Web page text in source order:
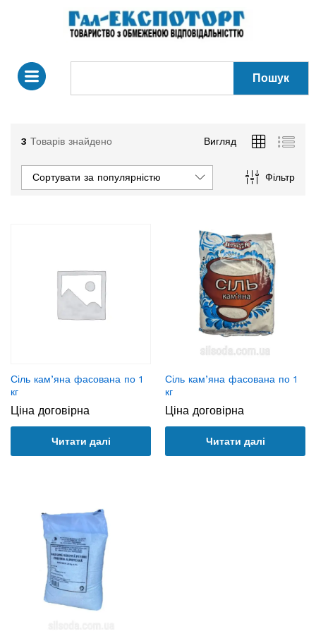
Пошук
3 Товарів знайдено Вигляд
Фільтр
Сортувати за популярністю
Сіль кам’яна фасована по 1
кг
Ціна договірна
Читати далі
Сіль кам’яна фасована по 1
кг
Ціна договірна
Читати далі